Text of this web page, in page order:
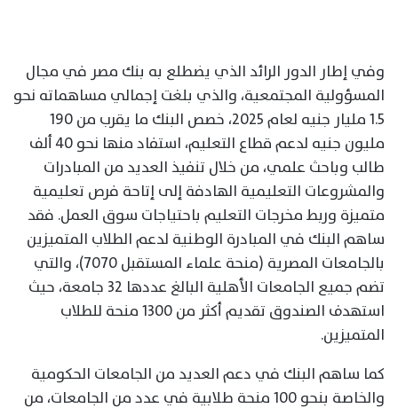
وفي إطار الدور الرائد الذي يضطلع به بنك مصر في مجال
المسؤولية المجتمعية، والذي بلغت إجمالي مساهماته نحو
1.5 مليار جنيه لعام 2025، خصص البنك ما يقرب من 190
مليون جنيه لدعم قطاع التعليم، استفاد منها نحو 40 ألف
طالب وباحث علمي، من خلال تنفيذ العديد من المبادرات
والمشروعات التعليمية الهادفة إلى إتاحة فرص تعليمية
متميزة وربط مخرجات التعليم باحتياجات سوق العمل. فقد
ساهم البنك في المبادرة الوطنية لدعم الطلاب المتميزين
بالجامعات المصرية (منحة علماء المستقبل 7070)، والتي
تضم جميع الجامعات الأهلية البالغ عددها 32 جامعة، حيث
استهدف الصندوق تقديم أكثر من 1300 منحة للطلاب
المتميزين.
كما ساهم البنك في دعم العديد من الجامعات الحكومية
والخاصة بنحو 100 منحة طلابية في عدد من الجامعات، من